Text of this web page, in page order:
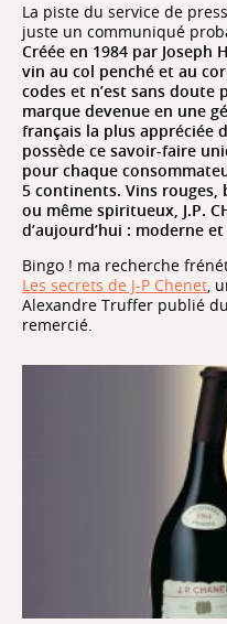
La piste du service de
juste un communiqué
Créée en 1984 par
vin au col penché et au
codes et n’est sans doute
marque devenue en une
français la plus appréciée
possède ce savoir-faire
pour chaque
5 continents. Vins rouges,
ou même spiritueux, J.P.
d’aujourd’hui : moderne
Bingo ! ma recherche
Les secrets de J-P Chenet,
Alexandre Truffer publié
remercié.